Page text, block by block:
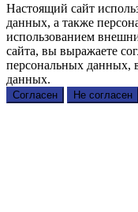
Настоящий сайт
данных, а также
использованием
сайта, вы выражаете
персональных данных,
данных.
Согласен Не согласен